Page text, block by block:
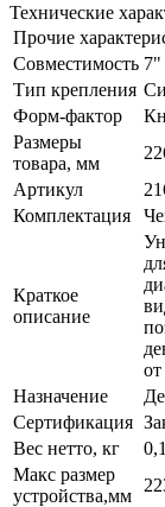
Технические
Прочие
Совместимость 7"
Тип крепления
Форм-фактор
Размеры
товара, мм
Артикул
Комплектация
Краткое
описание
Назначение
Сертификация
Вес нетто, кг
Макс размер
устройства,мм